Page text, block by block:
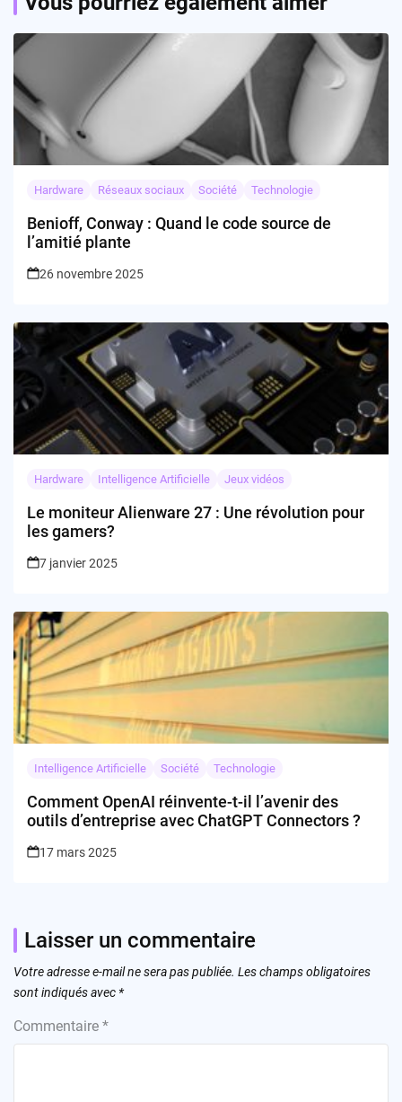
Hardware Réseaux sociaux Société Technologie
Benioff, Conway : Quand le code source de
l’amitié plante
26 novembre 2025
Hardware Intelligence Artificielle Jeux vidéos
Le moniteur Alienware 27 : Une révolution pour
les gamers?
7 janvier 2025
Intelligence Artificielle Société Technologie
Comment OpenAI réinvente-t-il l’avenir des
outils d’entreprise avec ChatGPT Connectors ?
17 mars 2025
Laisser un commentaire
Votre adresse e-mail ne sera pas publiée. Les champs obligatoires
sont indiqués avec *
Commentaire *